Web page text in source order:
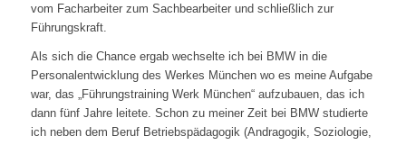
vom Facharbeiter zum Sachbearbeiter und schließlich zur
Führungskraft.
Als sich die Chance ergab wechselte ich bei BMW in die
Personalentwicklung des Werkes München wo es meine Aufgabe
war, das „Führungstraining Werk München“ aufzubauen, das ich
dann fünf Jahre leitete. Schon zu meiner Zeit bei BMW studierte
ich neben dem Beruf Betriebspädagogik (Andragogik, Soziologie,